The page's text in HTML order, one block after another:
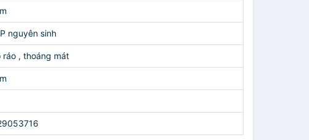
nguyên sinh
ráo , thoáng mát